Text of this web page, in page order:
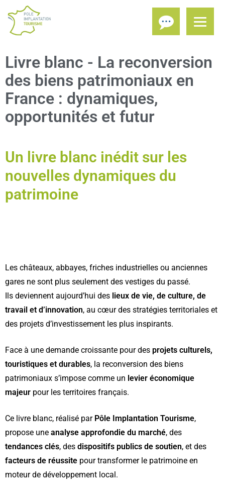
Livre blanc - La reconversion
des biens patrimoniaux en
France : dynamiques,
opportunités et futur
Un livre blanc inédit sur les
nouvelles dynamiques du
patrimoine
Les châteaux, abbayes, friches industrielles ou anciennes
gares ne sont plus seulement des vestiges du passé.
Ils deviennent aujourd’hui des lieux de vie, de culture, de
travail et d’innovation, au cœur des stratégies territoriales et
des projets d’investissement les plus inspirants.
Face à une demande croissante pour des projets culturels,
touristiques et durables, la reconversion des biens
patrimoniaux s’impose comme un levier économique
majeur pour les territoires français.
Ce livre blanc, réalisé par Pôle Implantation Tourisme,
propose une analyse approfondie du marché, des
tendances clés, des dispositifs publics de soutien, et des
facteurs de réussite pour transformer le patrimoine en
moteur de développement local.